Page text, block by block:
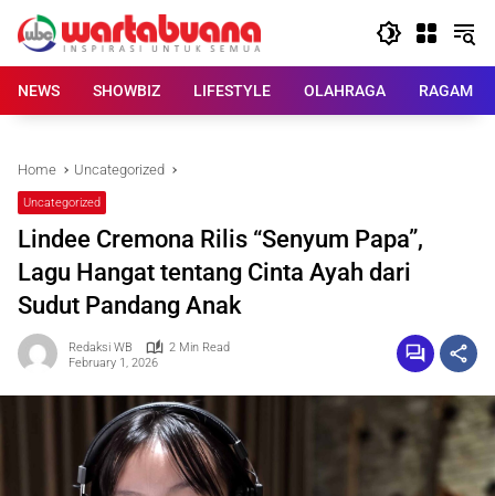
content
NEWS
SHOWBIZ LIFESTYLE OLAHRAGA RAGAM
Home Uncategorized
Uncategorized
Lindee Cremona Rilis “Senyum Papa”,
Lagu Hangat tentang Cinta Ayah dari
Sudut Pandang Anak
Redaksi WB
2 Min Read
February 1, 2026